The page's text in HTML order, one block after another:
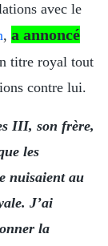
avec le
, a annoncé
titre royal tout
contre lui.
III, son frère,
les
nuisaient au
J’ai
la